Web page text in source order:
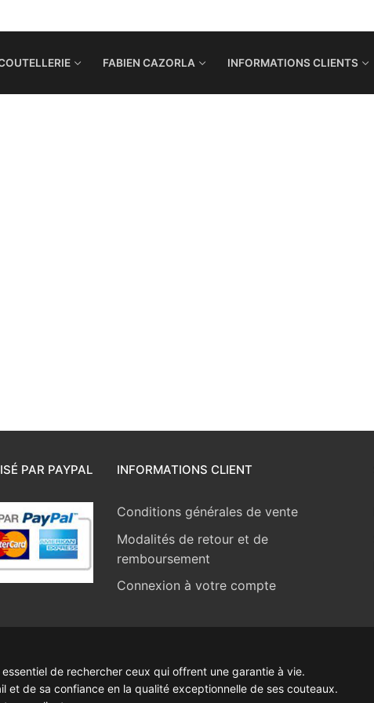
FABIEN CAZORLA INFORMATIONS CLIENTS
PAR PAYPAL INFORMATIONS CLIENT
Conditions générales de vente
Modalités de retour et de
remboursement
Connexion à votre compte
de rechercher ceux qui offrent une garantie à vie.
et de sa confiance en la qualité exceptionnelle de ses couteaux.